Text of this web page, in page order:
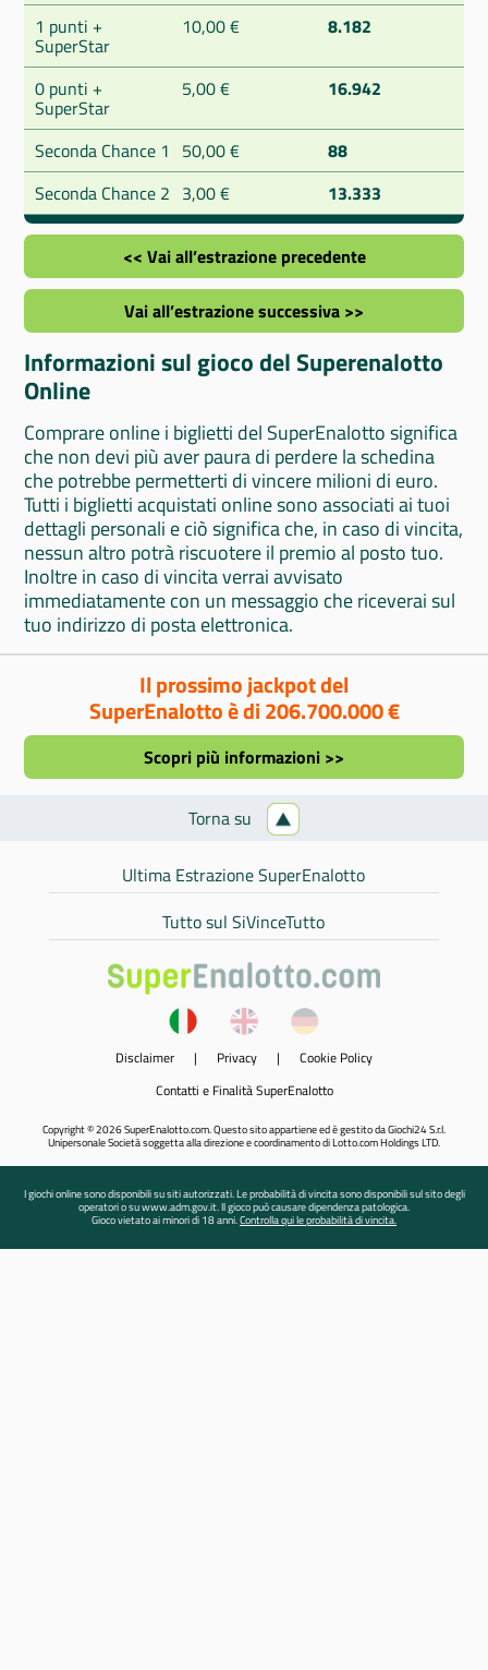
1 punti +
SuperStar
10,00 € 8.182
0 punti +
SuperStar
5,00 € 16.942
Seconda Chance 1 50,00 €
88
Seconda Chance 2 3,00 € 13.333
<< Vai all’estrazione precedente
Vai all’estrazione successiva >>
Informazioni sul gioco del Superenalotto
Online
Comprare online i biglietti del SuperEnalotto significa
che non devi più aver paura di perdere la schedina
che potrebbe permetterti di vincere milioni di euro.
Tutti i biglietti acquistati online sono associati ai tuoi
dettagli personali e ciò significa che, in caso di vincita,
nessun altro potrà riscuotere il premio al posto tuo.
Inoltre in caso di vincita verrai avvisato
immediatamente con un messaggio che riceverai sul
tuo indirizzo di posta elettronica.
Il prossimo jackpot del
SuperEnalotto è di 206.700.000 €
Scopri più informazioni >>
Torna su
Ultima Estrazione SuperEnalotto
Tutto sul SiVinceTutto
Disclaimer | Privacy | Cookie Policy
Contatti e Finalità SuperEnalotto
Copyright © 2026 SuperEnalotto.com. Questo sito appartiene ed è gestito da Giochi24 S.r.l.
Unipersonale Società soggetta alla direzione e coordinamento di Lotto.com Holdings LTD.
I giochi online sono disponibili su siti autorizzati. Le probabilità di vincita sono disponibili sul sito degli
operatori o su www.adm.gov.it. Il gioco può causare dipendenza patologica.
Gioco vietato ai minori di 18 anni.Controlla qui le probabilità di vincita.